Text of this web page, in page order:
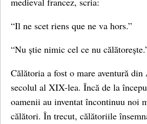
“Il ne scet riens que ne va hors.”
“Nu știe nimic cel ce nu
Călătoria a fost o mare aventură
secolul al XIX-lea. Încă de la
oamenii au inventat încontinuu noi
călători. În trecut, călătoriile